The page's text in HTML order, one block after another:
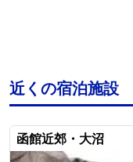
近くの宿泊施設
函館近郊・大沼